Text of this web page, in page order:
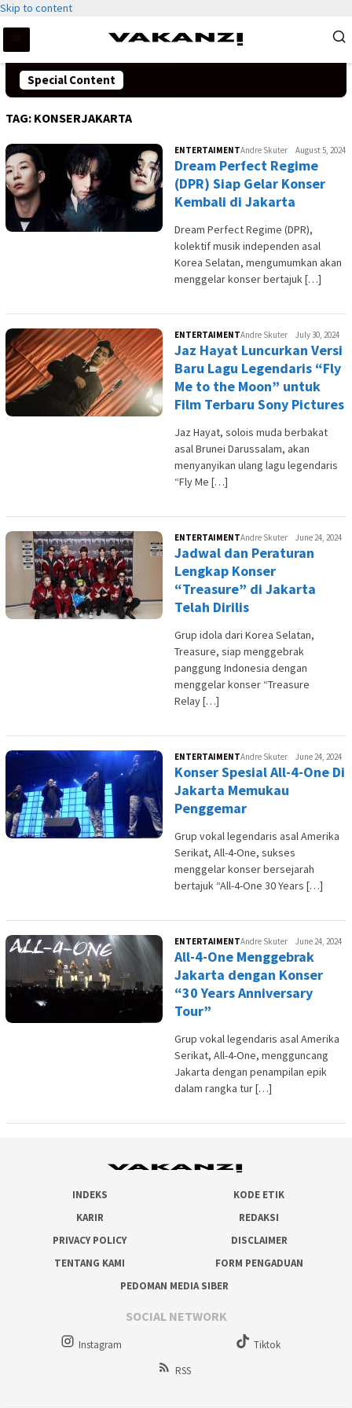
Skip to content
Special Content
TAG: KONSERJAKARTA
ENTERTAIMENTAndre Skuter August 5, 2024
Dream Perfect Regime
(DPR) Siap Gelar Konser
Kembali di Jakarta
Dream Perfect Regime (DPR),
kolektif musik independen asal
Korea Selatan, mengumumkan akan
menggelar konser bertajuk […]
ENTERTAIMENTAndre Skuter July 30, 2024
Jaz Hayat Luncurkan Versi
Baru Lagu Legendaris “Fly
Me to the Moon” untuk
Film Terbaru Sony Pictures
Jaz Hayat, solois muda berbakat
asal Brunei Darussalam, akan
menyanyikan ulang lagu legendaris
“Fly Me […]
ENTERTAIMENTAndre Skuter June 24, 2024
Jadwal dan Peraturan
Lengkap Konser
“Treasure” di Jakarta
Telah Dirilis
Grup idola dari Korea Selatan,
Treasure, siap menggebrak
panggung Indonesia dengan
menggelar konser “Treasure
Relay […]
ENTERTAIMENTAndre Skuter June 24, 2024
Konser Spesial All-4-One Di
Jakarta Memukau
Penggemar
Grup vokal legendaris asal Amerika
Serikat, All-4-One, sukses
menggelar konser bersejarah
bertajuk “All-4-One 30 Years […]
ENTERTAIMENTAndre Skuter June 24, 2024
All-4-One Menggebrak
Jakarta dengan Konser
“30 Years Anniversary
Tour”
Grup vokal legendaris asal Amerika
Serikat, All-4-One, mengguncang
Jakarta dengan penampilan epik
dalam rangka tur […]
INDEKS
KODE ETIK
KARIR
REDAKSI
PRIVACY POLICY
DISCLAIMER
TENTANG KAMI
FORM PENGADUAN
PEDOMAN MEDIA SIBER
SOCIAL NETWORK
Instagram
Tiktok
RSS